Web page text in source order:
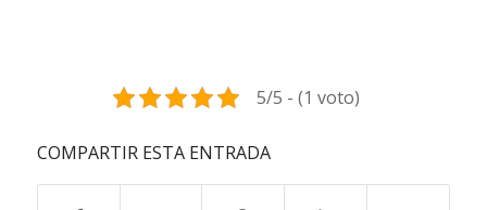
5/5 - (1 voto)
COMPARTIR ESTA ENTRADA